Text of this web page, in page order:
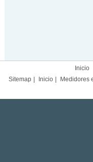
Inicio
Sitemap
Inicio Medidores